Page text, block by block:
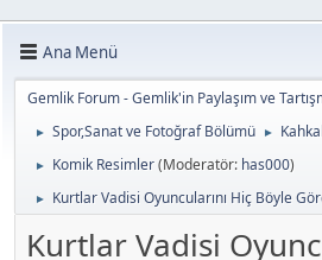
Ana Menü
Gemlik Forum - Gemlik'in Paylaşım ve
► Spor,Sanat ve Fotoğraf Bölümü ►
► Komik Resimler(Moderatör: has000)
► Kurtlar Vadisi Oyuncularını Hiç Böyle
Kurtlar Vadisi